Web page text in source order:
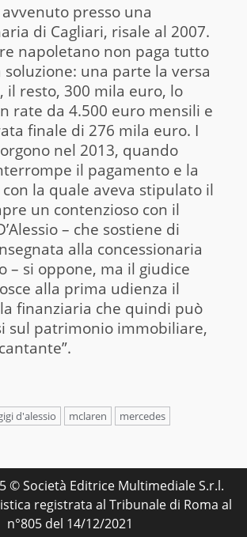
avvenuto presso una
di Cagliari, risale al 2007.
napoletano non paga tutto
soluzione: una parte la versa
il resto, 300 mila euro, lo
rate da 4.500 euro mensili e
finale di 276 mila euro. I
nel 2013, quando
il pagamento e la
la quale aveva stipulato il
un contenzioso con il
– che sostiene di
alla concessionaria
– si oppone, ma il giudice
alla prima udienza il
finanziaria che quindi può
sul patrimonio immobiliare,
d'alessio mclaren mercedes
© Società Editrice Multimediale S.r.l.
registrata al Tribunale di Roma al
n°805 del 14/12/2021